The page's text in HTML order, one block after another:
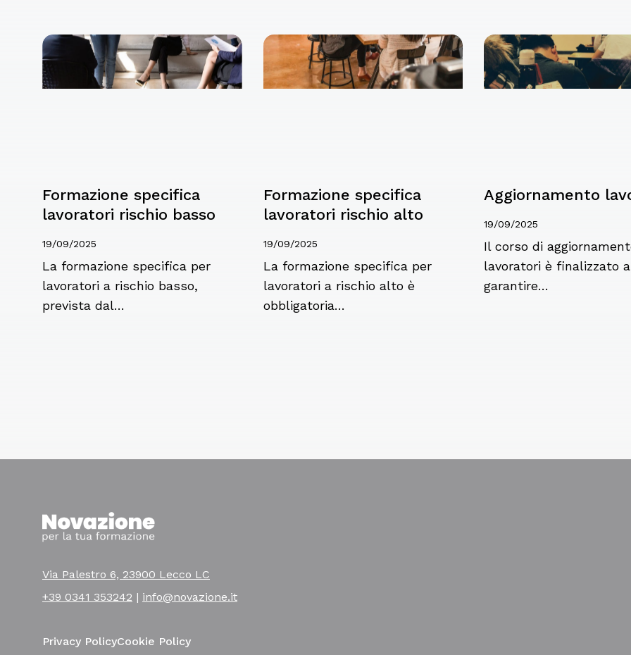
Formazione specifica
lavoratori rischio basso
19/09/2025
La formazione specifica per
lavoratori a rischio basso,
prevista dal…
Formazione specifica
lavoratori rischio alto
19/09/2025
La formazione specifica per
lavoratori a rischio alto è
obbligatoria…
Aggiornamento
19/09/2025
Il corso di
lavoratori è finalizzato a
garantire…
Via Palestro 6, 23900 Lecco LC
+39 0341 353242 | info@novazione.it
Privacy PolicyCookie Policy